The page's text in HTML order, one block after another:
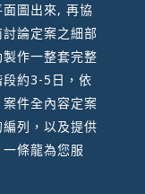
圖出來, 再協
論定案之細部
作一整套完整
段約3-5日，依
件全內容定案
列，以及提供
條龍為您服